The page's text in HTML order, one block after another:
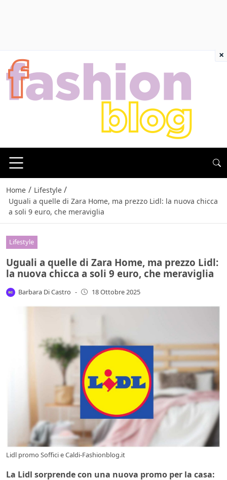
Home / Lifestyle /
Uguali a quelle di Zara Home, ma prezzo Lidl: la nuova chicca
a soli 9 euro, che meraviglia
Lifestyle
Uguali a quelle di Zara Home, ma prezzo Lidl:
la nuova chicca a soli 9 euro, che meraviglia
Barbara Di Castro - 18 Ottobre 2025
Lidl promo Soffici e Caldi-Fashionblog.it
La Lidl sorprende con una nuova promo per la casa:
×